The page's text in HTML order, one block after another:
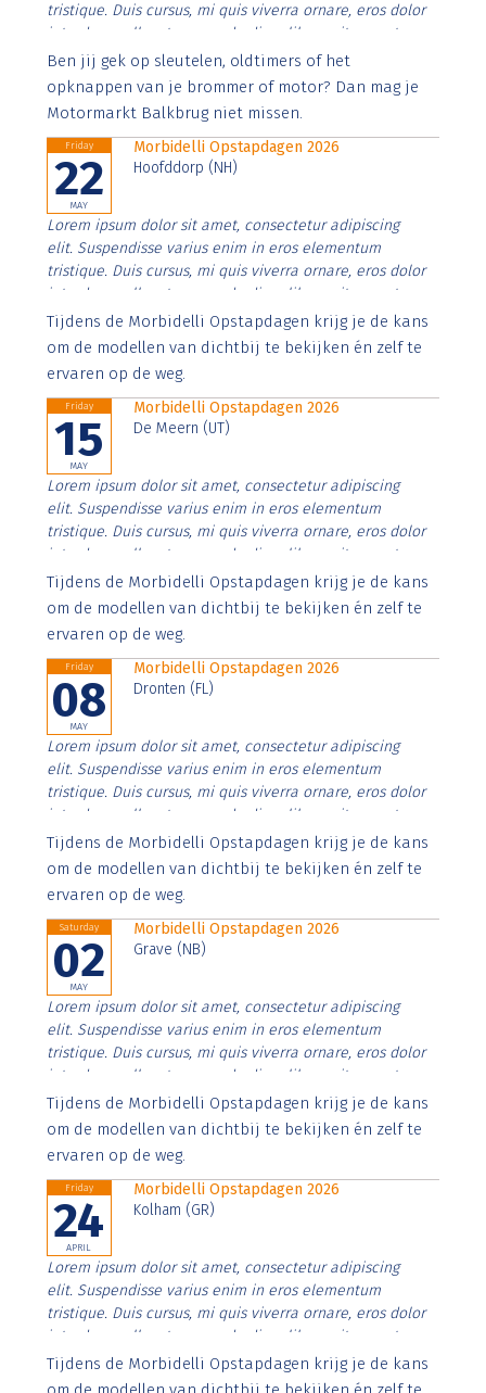
tristique. Duis cursus, mi quis viverra ornare, eros dolor
interdum nulla, ut commodo diam libero vitae erat.
Aenean faucibus nibh et justo cursus id rutrum lorem
imperdiet. Nunc ut sem vitae risus tristique posuere.
Ben jij gek op sleutelen, oldtimers of het
opknappen van je brommer of motor? Dan mag je
Motormarkt Balkbrug niet missen.
Friday
22
MAY
Morbidelli Opstapdagen 2026
Hoofddorp (NH)
Lorem ipsum dolor sit amet, consectetur adipiscing
elit. Suspendisse varius enim in eros elementum
tristique. Duis cursus, mi quis viverra ornare, eros dolor
interdum nulla, ut commodo diam libero vitae erat.
Aenean faucibus nibh et justo cursus id rutrum lorem
imperdiet. Nunc ut sem vitae risus tristique posuere.
Tijdens de Morbidelli Opstapdagen krijg je de kans
om de modellen van dichtbij te bekijken én zelf te
ervaren op de weg.
Friday
15
MAY
Morbidelli Opstapdagen 2026
De Meern (UT)
Lorem ipsum dolor sit amet, consectetur adipiscing
elit. Suspendisse varius enim in eros elementum
tristique. Duis cursus, mi quis viverra ornare, eros dolor
interdum nulla, ut commodo diam libero vitae erat.
Aenean faucibus nibh et justo cursus id rutrum lorem
imperdiet. Nunc ut sem vitae risus tristique posuere.
Tijdens de Morbidelli Opstapdagen krijg je de kans
om de modellen van dichtbij te bekijken én zelf te
ervaren op de weg.
Friday
08
MAY
Morbidelli Opstapdagen 2026
Dronten (FL)
Lorem ipsum dolor sit amet, consectetur adipiscing
elit. Suspendisse varius enim in eros elementum
tristique. Duis cursus, mi quis viverra ornare, eros dolor
interdum nulla, ut commodo diam libero vitae erat.
Aenean faucibus nibh et justo cursus id rutrum lorem
imperdiet. Nunc ut sem vitae risus tristique posuere.
Tijdens de Morbidelli Opstapdagen krijg je de kans
om de modellen van dichtbij te bekijken én zelf te
ervaren op de weg.
Saturday
02
MAY
Morbidelli Opstapdagen 2026
Grave (NB)
Lorem ipsum dolor sit amet, consectetur adipiscing
elit. Suspendisse varius enim in eros elementum
tristique. Duis cursus, mi quis viverra ornare, eros dolor
interdum nulla, ut commodo diam libero vitae erat.
Aenean faucibus nibh et justo cursus id rutrum lorem
imperdiet. Nunc ut sem vitae risus tristique posuere.
Tijdens de Morbidelli Opstapdagen krijg je de kans
om de modellen van dichtbij te bekijken én zelf te
ervaren op de weg.
Friday
24
APRIL
Morbidelli Opstapdagen 2026
Kolham (GR)
Lorem ipsum dolor sit amet, consectetur adipiscing
elit. Suspendisse varius enim in eros elementum
tristique. Duis cursus, mi quis viverra ornare, eros dolor
interdum nulla, ut commodo diam libero vitae erat.
Aenean faucibus nibh et justo cursus id rutrum lorem
imperdiet. Nunc ut sem vitae risus tristique posuere.
Tijdens de Morbidelli Opstapdagen krijg je de kans